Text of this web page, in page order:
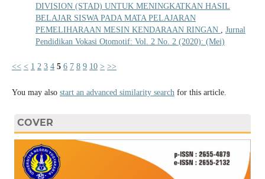
DIVISION (STAD) UNTUK MENINGKATKAN HASIL
BELAJAR SISWA PADA MATA PELAJARAN
PEMELIHARAAN MESIN KENDARAAN RINGAN , Jurnal
Pendidikan Vokasi Otomotif: Vol. 2 No. 2 (2020): (Mei)
<< < 1 2 3 4 5 6 7 8 9 10 > >>
You may also start an advanced similarity searchfor this article.
COVER